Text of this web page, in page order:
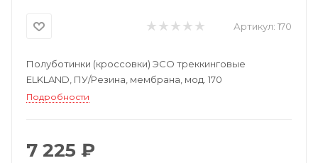
Артикул: 170
Полуботинки (кроссовки) ЭСО треккинговые
ELKLAND, ПУ/Резина, мембрана, мод. 170
Подробности
7 225 ₽